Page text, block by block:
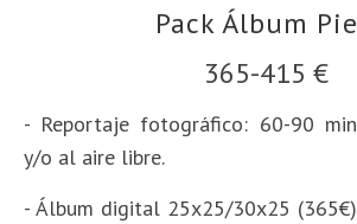
Pack Álbum
365-415 €
- Reportaje fotográfico: 60-90
y/o al aire libre.
- Álbum digital 25x25/30x25